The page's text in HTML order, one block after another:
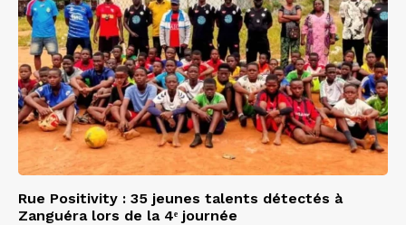
Rue Positivity : 35 jeunes talents détectés à
Zanguéra lors de la 4ᵉ journée